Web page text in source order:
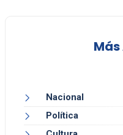
Nacional
Política